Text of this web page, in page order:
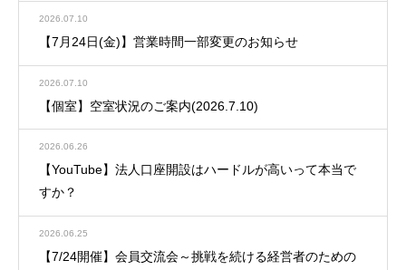
2026.07.10
【7月24日(金)】営業時間一部変更のお知らせ
2026.07.10
【個室】空室状況のご案内(2026.7.10)
2026.06.26
【YouTube】法人口座開設はハードルが高いって本当で
すか？
2026.06.25
【7/24開催】会員交流会～挑戦を続ける経営者のための